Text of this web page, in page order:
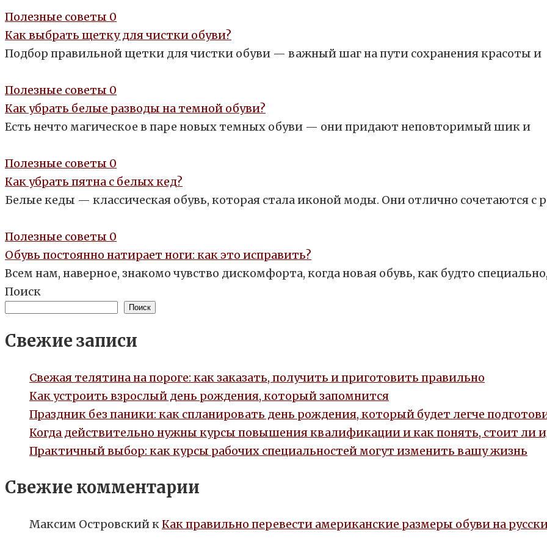
Полезные советы 0
Как выбрать щетку для чистки обуви?
Подбор правильной щетки для чистки обуви — важный шаг на пути сохранения красоты и
Полезные советы 0
Как убрать белые разводы на темной обуви?
Есть нечто магическое в паре новых темных обуви — они придают неповторимый шик и
Полезные советы 0
Как убрать пятна с белых кед?
Белые кеды — классическая обувь, которая стала иконой моды. Они отлично сочетаются с
Полезные советы 0
Обувь постоянно натирает ноги: как это исправить?
Всем нам, наверное, знакомо чувство дискомфорта, когда новая обувь, как будто
Поиск
Поиск
Свежие записи
Свежая телятина на пороге: как заказать, получить и приготовить правильно
Как устроить взрослый день рождения, который запомнится
Праздник без паники: как спланировать день рождения, который будет легче
Когда действительно нужны курсы повышения квалификации и как понять, стоит ли
Практичный выбор: как курсы рабочих специальностей могут изменить вашу жизнь
Свежие комментарии
Максим Островскийк Как правильно перевести американские размеры обуви на